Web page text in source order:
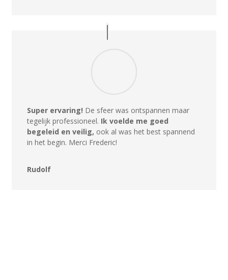
Super ervaring! De sfeer was ontspannen maar
tegelijk professioneel. Ik voelde me goed
begeleid en veilig, ook al was het best spannend
in het begin. Merci Frederic!
Rudolf